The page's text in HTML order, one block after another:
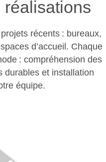
réalisations
récents : bureaux,
d’accueil. Chaque
: compréhension des
durables et installation
équipe.